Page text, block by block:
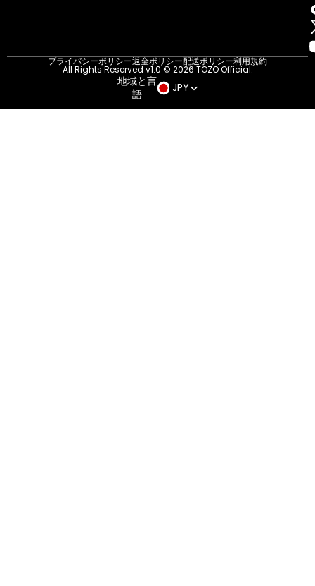
プライバシーポリシー返金ポリシー配送ポリシー利用規約
All Rights Reserved v1.0 © 2026 TOZO Official.
地域と言
語
JPY